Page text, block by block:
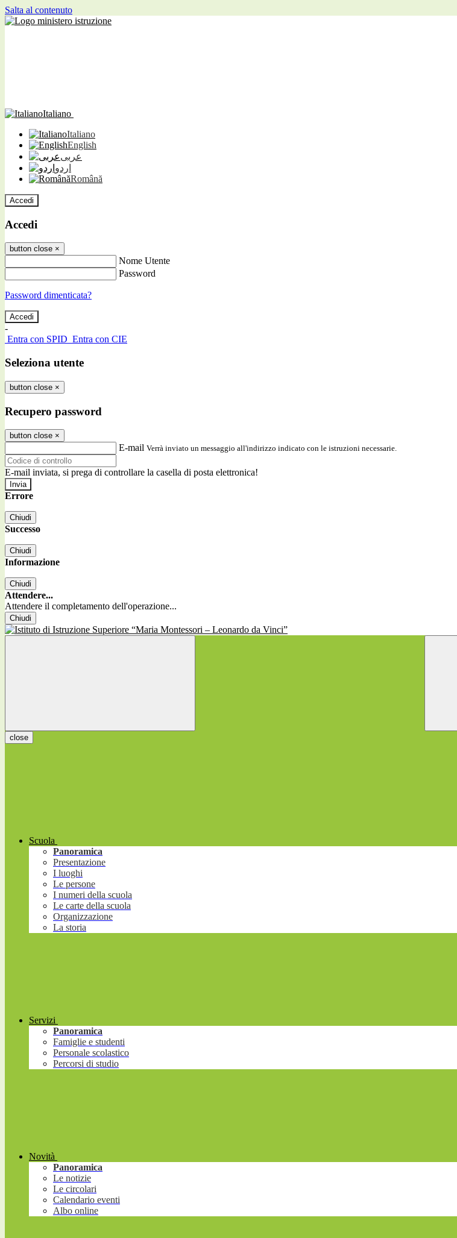
Salta al contenuto
Italiano
Italiano
English
عربى
اردو
Română
Accedi
Accedi
button close ×
Nome Utente
Password
Password dimenticata?
-
Entra con SPID Entra con CIE
Seleziona utente
button close ×
Recupero password
button close ×
E-mail Verrà inviato un messaggio all'indirizzo indicato con le istruzioni necessarie.
E-mail inviata, si prega di controllare la casella di posta elettronica!
Errore
Chiudi
Successo
Chiudi
Informazione
Chiudi
Attendere...
Attendere il completamento dell'operazione...
Chiudi
close
Scuola
Panoramica
Presentazione
I luoghi
Le persone
I numeri della scuola
Le carte della scuola
Organizzazione
La storia
Servizi
Panoramica
Famiglie e studenti
Personale scolastico
Percorsi di studio
Novità
Panoramica
Le notizie
Le circolari
Calendario eventi
Albo online